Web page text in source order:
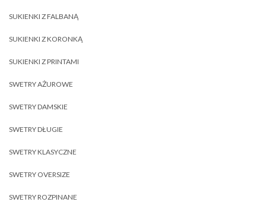
SUKIENKI Z FALBANĄ
SUKIENKI Z KORONKĄ
SUKIENKI Z PRINTAMI
SWETRY AŻUROWE
SWETRY DAMSKIE
SWETRY DŁUGIE
SWETRY KLASYCZNE
SWETRY OVERSIZE
SWETRY ROZPINANE